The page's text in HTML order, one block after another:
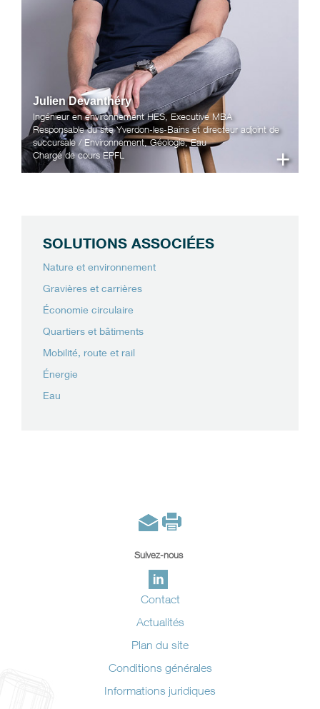
+
Julien Devanthéry
Ingénieur en environnement HES, Executive MBA
Responsable du site Yverdon-les-Bains et directeur adjoint de
succursale / Environnement, Géologie, Eau
Chargé de cours EPFL
SOLUTIONS ASSOCIÉES
Nature et environnement
Gravières et carrières
Économie circulaire
Quartiers et bâtiments
Mobilité, route et rail
Énergie
Eau
Suivez-nous
Contact
Actualités
Plan du site
Conditions générales
Informations juridiques